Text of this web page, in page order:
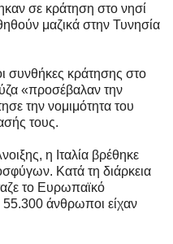
σε κράτηση στο νησί
μαζικά στην Τυνησία
συνθήκες κράτησης στο
«προσέβαλαν την
την νομιμότητα του
τους.
η Ιταλία βρέθηκε
Κατά τη διάρκεια
το Ευρωπαϊκό
55.300 άνθρωποι είχαν